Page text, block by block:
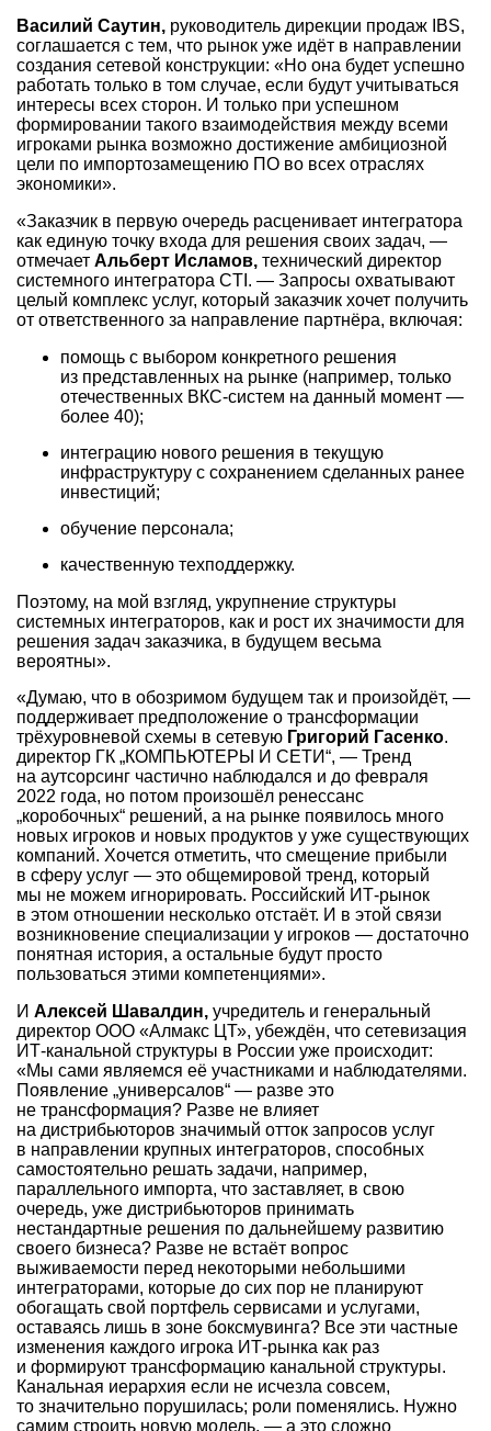
Василий Саутин, руководитель дирекции продаж IBS,
соглашается с тем, что рынок уже идёт в направлении
создания сетевой конструкции: «Но она будет успешно
работать только в том случае, если будут учитываться
интересы всех сторон. И только при успешном
формировании такого взаимодействия между всеми
игроками рынка возможно достижение амбициозной
цели по импортозамещению ПО во всех отраслях
экономики».
«Заказчик в первую очередь расценивает интегратора
как единую точку входа для решения своих задач, —
отмечает Альберт Исламов, технический директор
системного интегратора CTI. — Запросы охватывают
целый комплекс услуг, который заказчик хочет получить
от ответственного за направление партнёра, включая:
помощь с выбором конкретного решения
из представленных на рынке (например, только
отечественных ВКС-систем на данный момент —
более 40);
интеграцию нового решения в текущую
инфраструктуру с сохранением сделанных ранее
инвестиций;
обучение персонала;
качественную техподдержку.
Поэтому, на мой взгляд, укрупнение структуры
системных интеграторов, как и рост их значимости для
решения задач заказчика, в будущем весьма
вероятны».
«Думаю, что в обозримом будущем так и произойдёт, —
поддерживает предположение о трансформации
трёхуровневой схемы в сетевую Григорий Гасенко.
директор ГК „КОМПЬЮТЕРЫ И СЕТИ“, — Тренд
на аутсорсинг частично наблюдался и до февраля
2022 года, но потом произошёл ренессанс
„коробочных“ решений, а на рынке появилось много
новых игроков и новых продуктов у уже существующих
компаний. Хочется отметить, что смещение прибыли
в сферу услуг — это общемировой тренд, который
мы не можем игнорировать. Российский ИТ-рынок
в этом отношении несколько отстаёт. И в этой связи
возникновение специализации у игроков — достаточно
понятная история, а остальные будут просто
пользоваться этими компетенциями».
И Алексей Шавалдин, учредитель и генеральный
директор ООО «Алмакс ЦТ», убеждён, что сетевизация
ИТ-канальной структуры в России уже происходит:
«Мы сами являемся её участниками и наблюдателями.
Появление „универсалов“ — разве это
не трансформация? Разве не влияет
на дистрибьюторов значимый отток запросов услуг
в направлении крупных интеграторов, способных
самостоятельно решать задачи, например,
параллельного импорта, что заставляет, в свою
очередь, уже дистрибьюторов принимать
нестандартные решения по дальнейшему развитию
своего бизнеса? Разве не встаёт вопрос
выживаемости перед некоторыми небольшими
интеграторами, которые до сих пор не планируют
обогащать свой портфель сервисами и услугами,
оставаясь лишь в зоне боксмувинга? Все эти частные
изменения каждого игрока ИТ-рынка как раз
и формируют трансформацию канальной структуры.
Канальная иерархия если не исчезла совсем,
то значительно порушилась; роли поменялись. Нужно
самим строить новую модель, — а это сложно